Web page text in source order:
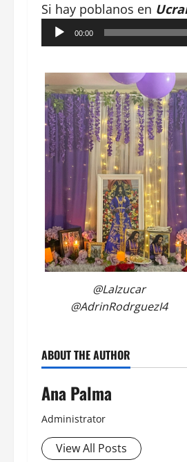
Si hay poblanos en
Reproductor
de
00:00
@LaIzucar
@AdrinRodrguezI4
ABOUT THE AUTHOR
Ana Palma
Administrator
View All Posts